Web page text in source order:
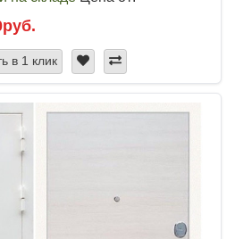
в 1 клик